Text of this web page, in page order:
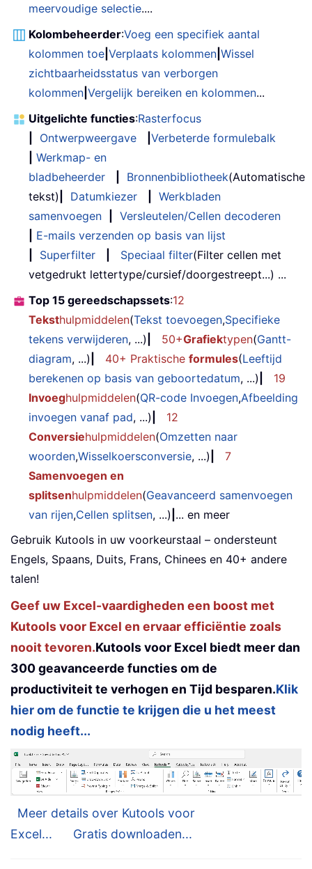
meervoudige selectie....
Kolombeheerder:Voeg een specifiek aantal
kolommen toe Verplaats kolommen Wissel
zichtbaarheidsstatus van verborgen
kolommen Vergelijk bereiken en kolommen...
Uitgelichte functies:Rasterfocus
Ontwerpweergave
Verbeterde formulebalk
Werkmap- en
bladbeheerder
Bronnenbibliotheek(Automatische
tekst)
Datumkiezer
Werkbladen
samenvoegen
Versleutelen/Cellen decoderen
E-mails verzenden op basis van lijst
Superfilter Speciaal filter(Filter cellen met
vetgedrukt lettertype/cursief/doorgestreept...) ...
Top 15 gereedschapssets:12
Teksthulpmiddelen(Tekst toevoegen,Specifieke
tekens verwijderen, ...) 50+Grafiektypen(Gantt-
diagram, ...) 40+ Praktische formules(Leeftijd
berekenen op basis van geboortedatum, ...)
19
Invoeghulpmiddelen(QR-code Invoegen,Afbeelding
invoegen vanaf pad, ...)
12
Conversiehulpmiddelen(Omzetten naar
woorden,Wisselkoersconversie, ...)
7
Samenvoegen en
splitsenhulpmiddelen(Geavanceerd samenvoegen
van rijen,Cellen splitsen, ...) ... en meer
Gebruik Kutools in uw voorkeurstaal – ondersteunt
Engels, Spaans, Duits, Frans, Chinees en 40+ andere
talen!
Geef uw Excel-vaardigheden een boost met
Kutools voor Excel en ervaar efficiëntie zoals
nooit tevoren.Kutools voor Excel biedt meer dan
300 geavanceerde functies om de
productiviteit te verhogen en Tijd besparen.Klik
hier om de functie te krijgen die u het meest
nodig heeft...
Meer details over Kutools voor
Excel...
Gratis downloaden...